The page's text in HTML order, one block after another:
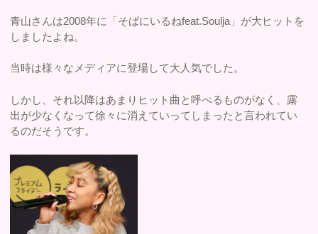
青山さんは2008年に「そばにいるねfeat.Soulja」が大ヒットを
しましたよね。
当時は様々なメディアに登場して大人気でした。
しかし、それ以降はあまりヒット曲と呼べるものがなく、露
出が少なくなって徐々に消えていってしまったと言われてい
るのだそうです。